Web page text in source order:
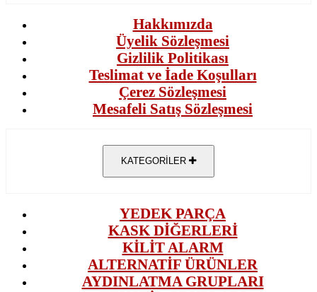
Hakkımızda
Üyelik Sözleşmesi
Gizlilik Politikası
Teslimat ve İade Koşulları
Çerez Sözleşmesi
Mesafeli Satış Sözleşmesi
KATEGORİLER
YEDEK PARÇA
KASK DİĞERLERİ
KİLİT ALARM
ALTERNATİF ÜRÜNLER
AYDINLATMA GRUPLARI